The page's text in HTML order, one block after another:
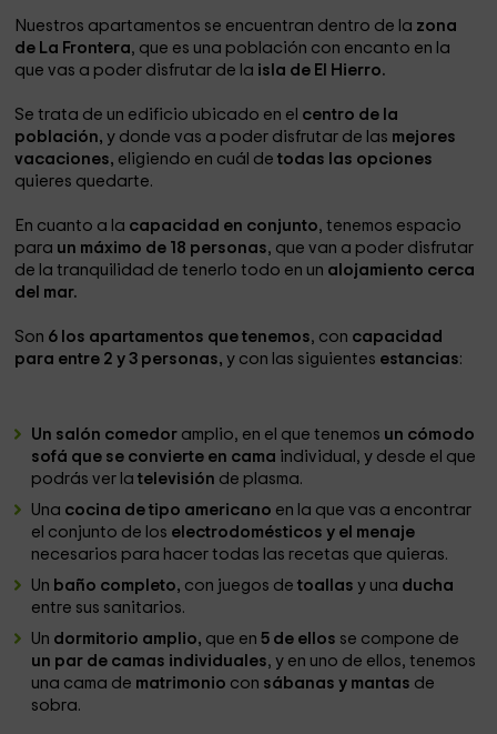
Nuestros apartamentos se encuentran dentro de la zona
de La Frontera, que es una población con encanto en la
que vas a poder disfrutar de la isla de El Hierro.
Se trata de un edificio ubicado en el centro de la
población, y donde vas a poder disfrutar de las mejores
vacaciones, eligiendo en cuál detodas las opciones
quieres quedarte.
En cuanto a la capacidad en conjunto, tenemos espacio
para un máximo de 18 personas, que van a poder disfrutar
de la tranquilidad de tenerlo todo en un alojamiento cerca
del mar.
Son 6 los apartamentos que tenemos, con capacidad
para entre 2 y 3 personas, y con las siguientes estancias:
Un salón comedor amplio, en el que tenemos un cómodo
sofá que se convierte en cama individual, y desde el que
podrás ver latelevisión de plasma.
Una cocina de tipo americano en la que vas a encontrar
el conjunto de los electrodomésticos y el menaje
necesarios para hacer todas las recetas que quieras.
Un baño completo, con juegos detoallasy una ducha
entre sus sanitarios.
Un dormitorio amplio, que en 5 de ellos se compone de
un par de camas individuales, y en uno de ellos, tenemos
una cama de matrimonio con sábanas y mantas de
sobra.